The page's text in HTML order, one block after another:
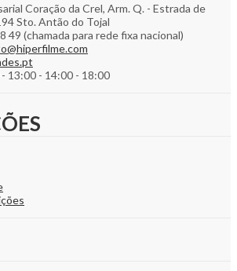
Coração da Crel, Arm. Q. - Estrada de
Sto. Antão do Tojal
49 (chamada para rede fixa nacional)
13:00 - 14:00 - 18:00